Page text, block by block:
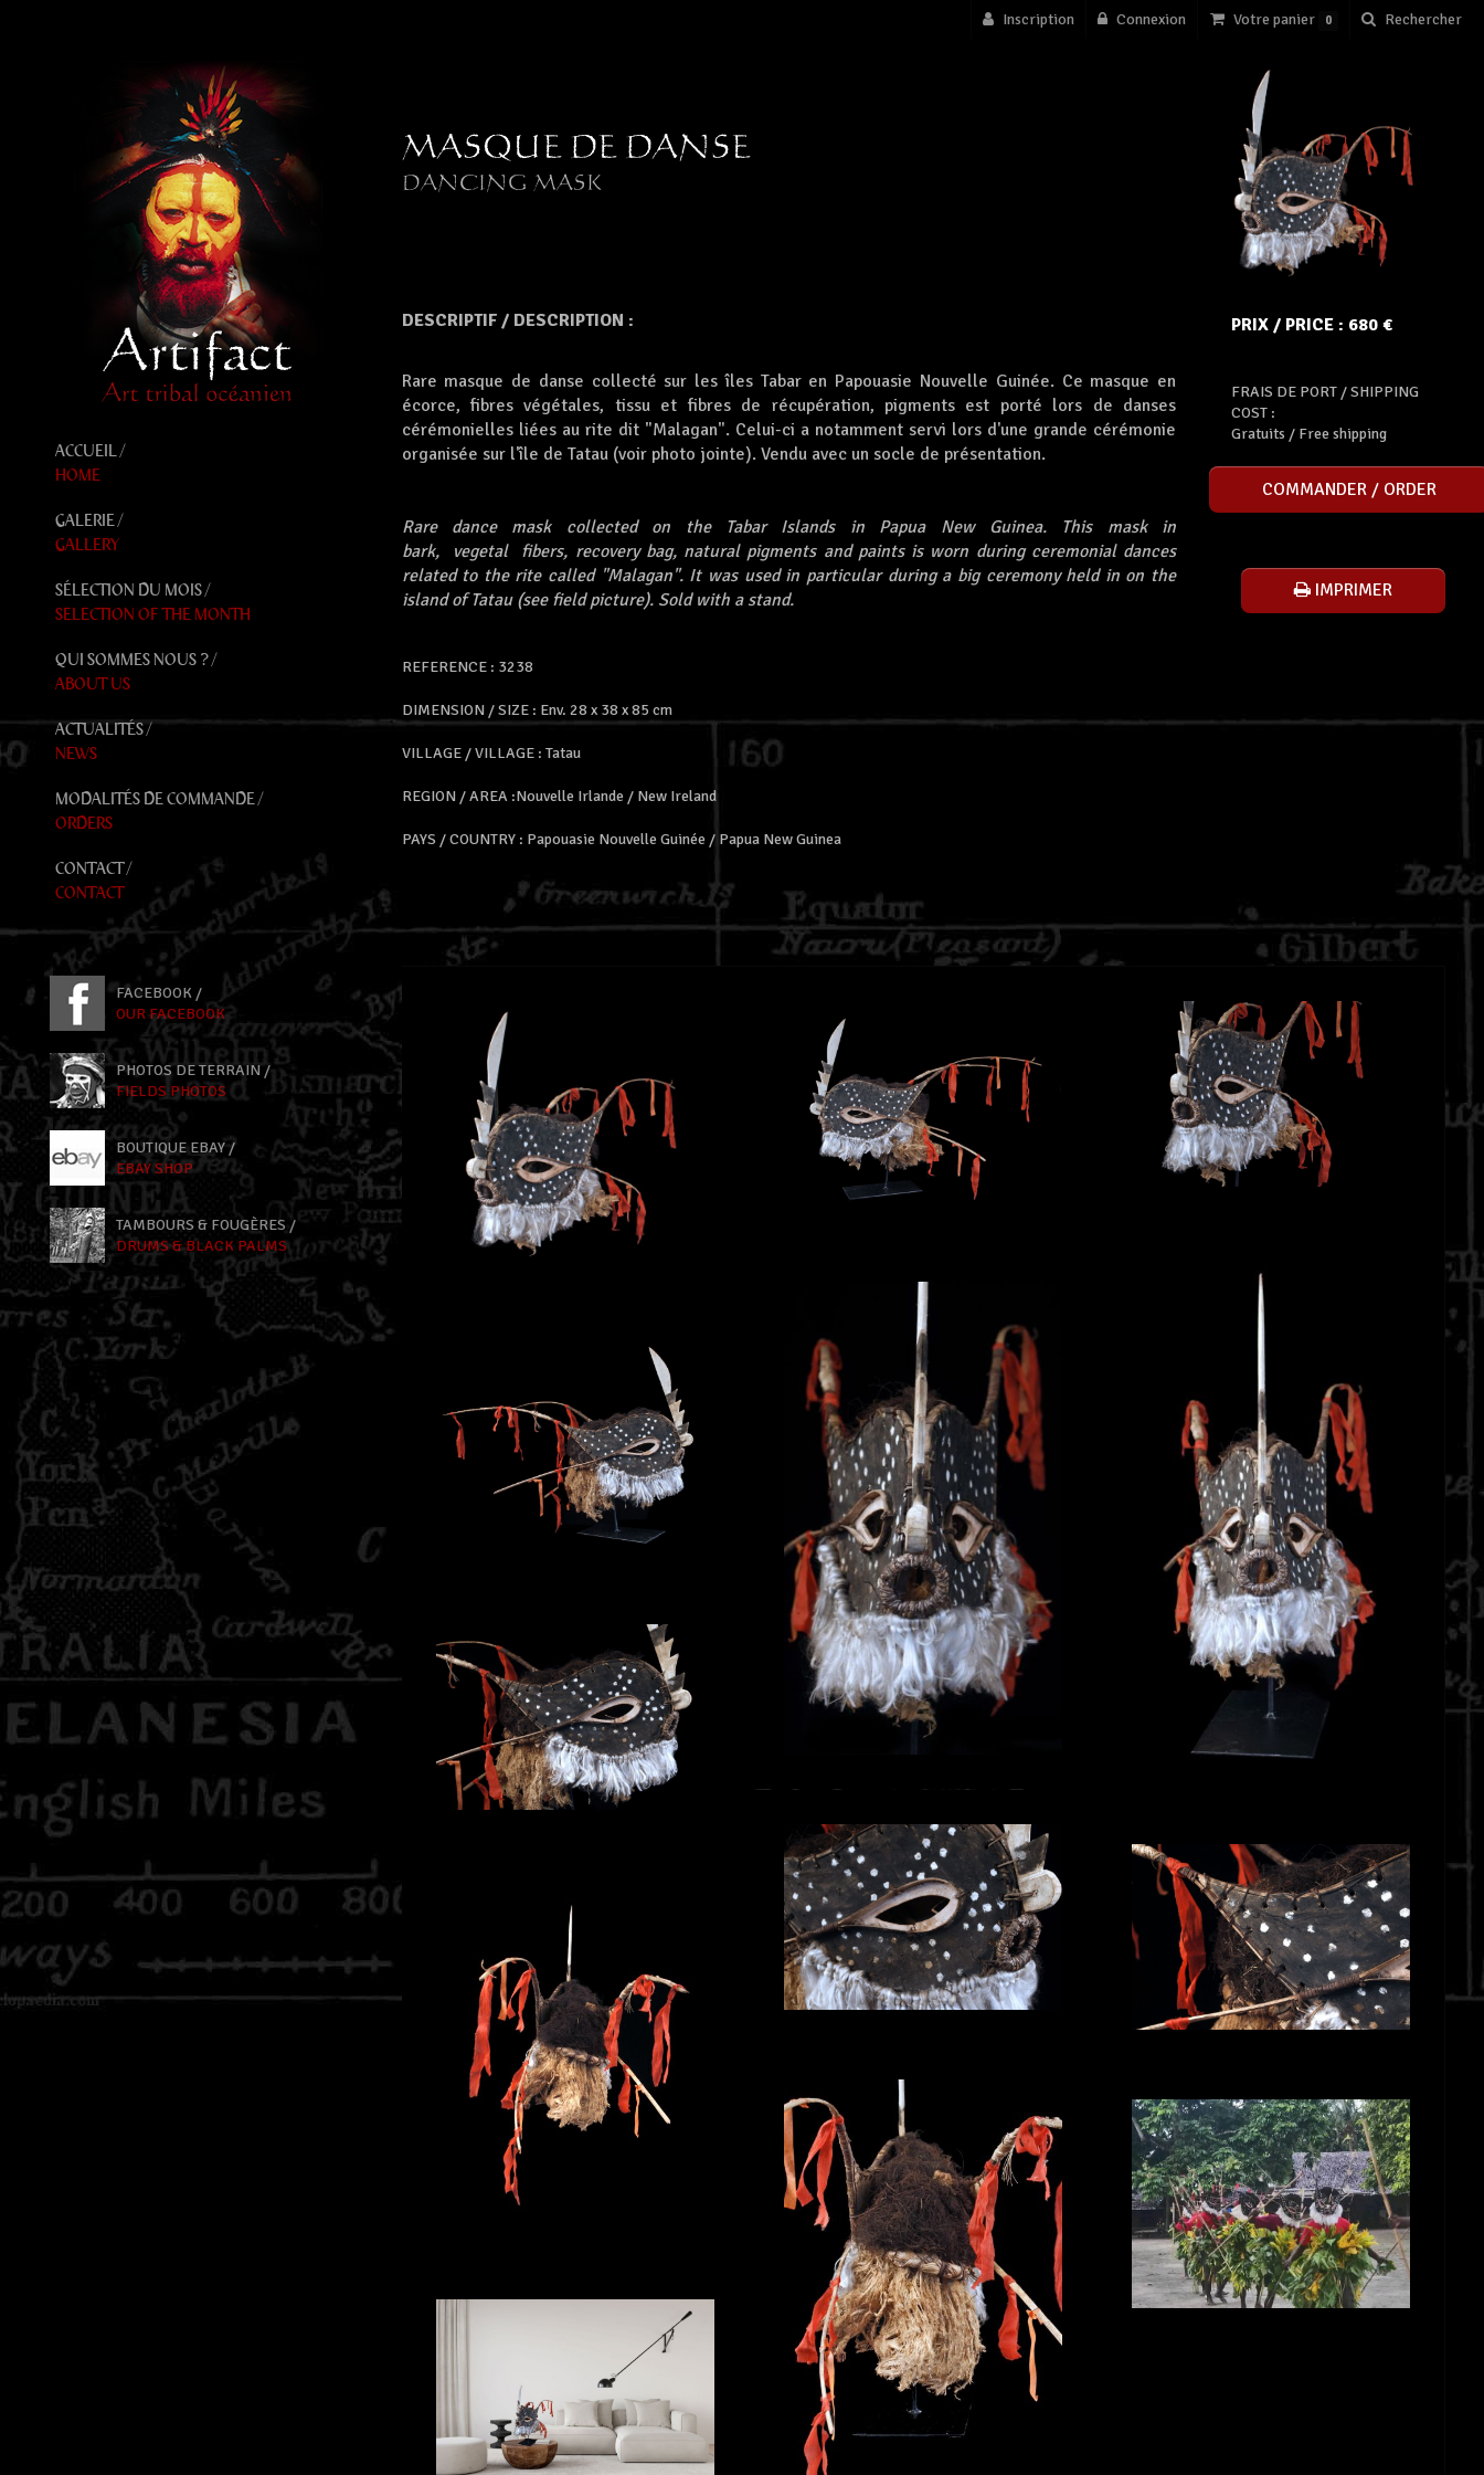
ACCUEIL /
HOME
GALERIE /
GALLERY
SÉLECTION DU MOIS /
SELECTION OF THE MONTH
QUI SOMMES NOUS ? /
ABOUT US
ACTUALITÉS /
NEWS
MODALITÉS DE COMMANDE /
ORDERS
CONTACT /
CONTACT
FACEBOOK /
OUR FACEBOOK
PHOTOS DE TERRAIN /
FIELDS PHOTOS
BOUTIQUE EBAY /
EBAY SHOP
TAMBOURS & FOUGÈRES /
DRUMS & BLACK PALMS
MASQUE DE DANSE
DANCING MASK
DESCRIPTIF / DESCRIPTION :
Rare masque de danse collecté sur les îles Tabar en Papouasie Nouvelle Guinée. Ce masque en
écorce, fibres végétales, tissu et fibres de récupération, pigments est porté lors de danses
cérémonielles liées au rite dit "Malagan". Celui-ci a notamment servi lors d'une grande cérémonie
organisée sur l'île de Tatau (voir photo jointe). Vendu avec un socle de présentation.
Rare dance mask collected on the Tabar Islands in Papua New Guinea. This mask in
bark, vegetal fibers, recovery bag, natural pigments and paints is worn during ceremonial dances
related to the rite called "Malagan". It was used in particular during a big ceremony held in on the
island of Tatau (see field picture). Sold with a stand.
REFERENCE : 3238
DIMENSION / SIZE : Env. 28 x 38 x 85 cm
VILLAGE / VILLAGE : Tatau
REGION / AREA :Nouvelle Irlande / New Ireland
PAYS / COUNTRY : Papouasie Nouvelle Guinée / Papua New Guinea
PRIX / PRICE : 680 €
FRAIS DE PORT / SHIPPING
COST :
Gratuits / Free shipping
COMMANDER / ORDER
IMPRIMER
Inscription Connexion Votre panier 0 Rechercher